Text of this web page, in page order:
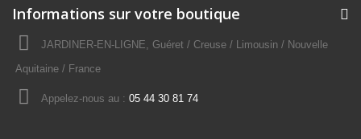
Informations sur votre boutique
JARDINER-EN-LIGNE, Guéret / Creuse / Limousin / Nouvelle
Aquitaine / France
Appelez-nous au : 05 44 30 81 74